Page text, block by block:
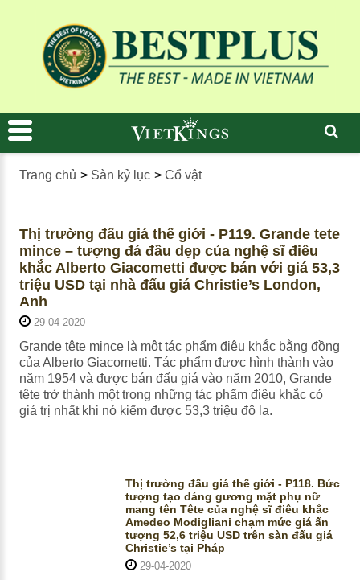
Trang chủ > Sàn kỷ lục > Cổ vật
Thị trường đấu giá thế giới - P119. Grande tete
mince – tượng đá đầu dẹp của nghệ sĩ điêu
khắc Alberto Giacometti được bán với giá 53,3
triệu USD tại nhà đấu giá Christie’s London,
Anh
29-04-2020
Grande tête mince là một tác phẩm điêu khắc bằng đồng
của Alberto Giacometti. Tác phẩm được hình thành vào
năm 1954 và được bán đấu giá vào năm 2010, Grande
tête trở thành một trong những tác phẩm điêu khắc có
giá trị nhất khi nó kiếm được 53,3 triệu đô la.
Thị trường đấu giá thế giới - P118. Bức
tượng tạo dáng gương mặt phụ nữ
mang tên Tête của nghệ sĩ điêu khắc
Amedeo Modigliani chạm mức giá ấn
tượng 52,6 triệu USD trên sàn đấu giá
Christie’s tại Pháp
29-04-2020